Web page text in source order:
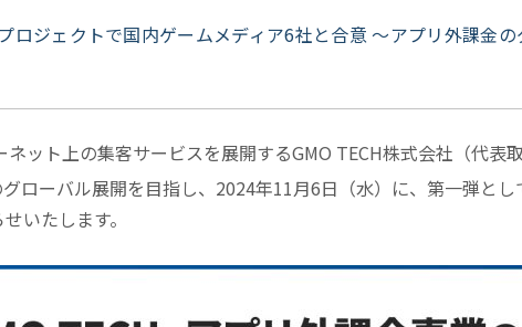
ロジェクトで国内ゲームメディア6社と合意 ～アプリ外課金
ット上の集客サービスを展開するGMO TECH株式会社（代表
ローバル展開を目指し、2024年11月6日（水）に、第一弾と
いたします。